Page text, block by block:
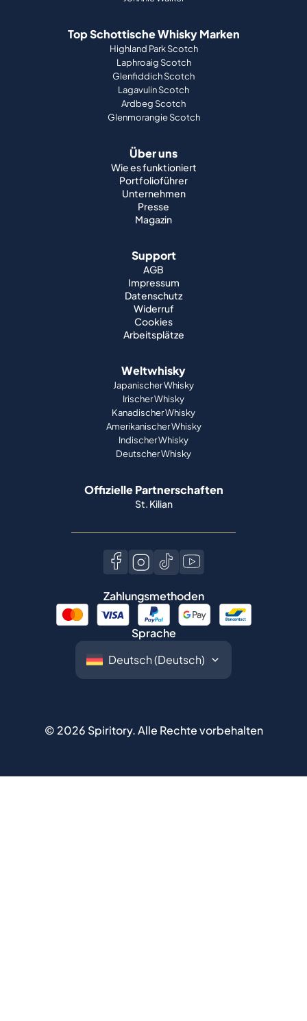
Top Schottische Whisky Marken
Highland Park Scotch
Laphroaig Scotch
Glenfiddich Scotch
Lagavulin Scotch
Ardbeg Scotch
Glenmorangie Scotch
Über uns
Wie es funktioniert
Portfolioführer
Unternehmen
Presse
Magazin
Support
AGB
Impressum
Datenschutz
Widerruf
Cookies
Arbeitsplätze
Weltwhisky
Japanischer Whisky
Irischer Whisky
Kanadischer Whisky
Amerikanischer Whisky
Indischer Whisky
Deutscher Whisky
Offizielle Partnerschaften
St. Kilian
Zahlungsmethoden
Sprache
© 2026 Spiritory.Alle Rechte vorbehalten